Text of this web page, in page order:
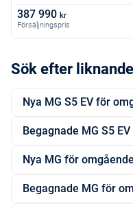
387 990 kr
Försäljningspris
Sök efter
Nya MG S5 EV för
Begagnade MG S5
Nya MG för
Begagnade MG för